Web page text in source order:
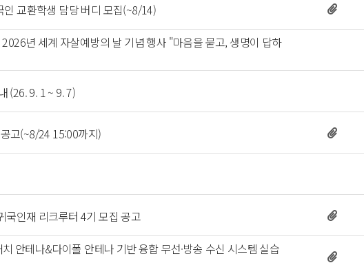
인 교환학생 담당 버디 모집(~8/14)
년 세계 자살예방의 날 기념 행사 "마음을 묻고, 생명이 답하
(26. 9. 1 ~ 9. 7)
고(~8/24 15:00까지)
국인재 리크루터 4기 모집 공고
안테나&다이폴 안테나 기반 융합 무선·방송 수신 시스템 실습